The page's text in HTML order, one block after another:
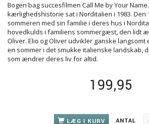
Bogen bag succesfilmen Call Me by Your
kærlighedshistorie sat i Norditalien i 1983. Den
sommeren med sin familie i deres hus i
hovedkulds i familiens sommergæst, den lidt
Oliver. Elio og Oliver udvikler ganske
en sommer i det smukke italienske landskab,
som ændrer deres liv for altid.
199,95
LÆG I KURV ANTAL